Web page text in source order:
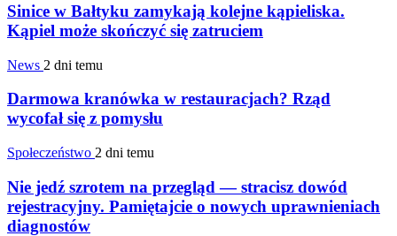
Sinice w Bałtyku zamykają kolejne kąpieliska.
Kąpiel może skończyć się zatruciem
News 2 dni temu
Darmowa kranówka w restauracjach? Rząd
wycofał się z pomysłu
Społeczeństwo 2 dni temu
Nie jedź szrotem na przegląd — stracisz dowód
rejestracyjny. Pamiętajcie o nowych uprawnieniach
diagnostów